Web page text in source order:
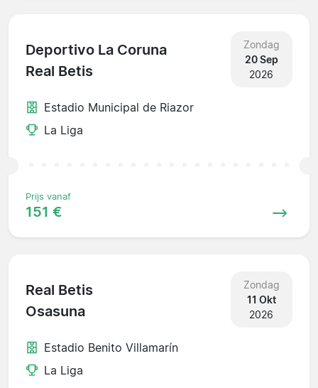
Deportivo La Coruna
Real Betis
Zondag
20 Sep
2026
Estadio Municipal de Riazor
La Liga
Prijs vanaf
151 €
Real Betis
Osasuna
Zondag
11 Okt
2026
Estadio Benito Villamarín
La Liga